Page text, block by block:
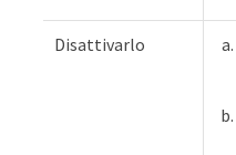
Disattivarlo